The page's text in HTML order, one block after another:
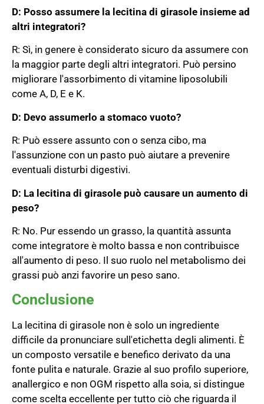
D: Posso assumere la lecitina di girasole insieme ad
altri integratori?
R: Sì, in genere è considerato sicuro da assumere con
la maggior parte degli altri integratori. Può persino
migliorare l'assorbimento di vitamine liposolubili
come A, D, E e K.
D: Devo assumerlo a stomaco vuoto?
R: Può essere assunto con o senza cibo, ma
l'assunzione con un pasto può aiutare a prevenire
eventuali disturbi digestivi.
D: La lecitina di girasole può causare un aumento di
peso?
R: No. Pur essendo un grasso, la quantità assunta
come integratore è molto bassa e non contribuisce
all'aumento di peso. Il suo ruolo nel metabolismo dei
grassi può anzi favorire un peso sano.
Conclusione
La lecitina di girasole non è solo un ingrediente
difficile da pronunciare sull'etichetta degli alimenti. È
un composto versatile e benefico derivato da una
fonte pulita e naturale. Grazie al suo profilo superiore,
anallergico e non OGM rispetto alla soia, si distingue
come scelta eccellente per tutto ciò che riguarda il